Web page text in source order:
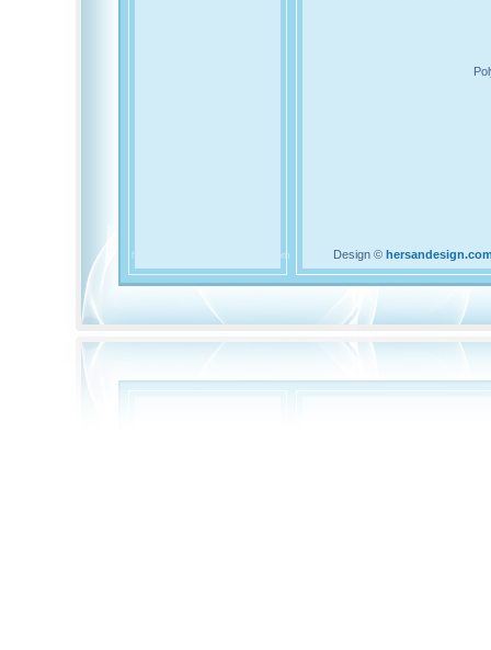
http://polycalcul.kevingermain.com Design ©